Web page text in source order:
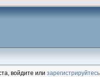
войдите или зарегистрируйтесь